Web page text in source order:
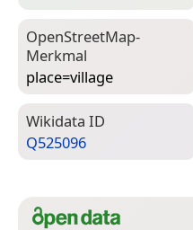
Open­Street­Map-
Merkmal
place=­village
Wiki­data ID
Q525096